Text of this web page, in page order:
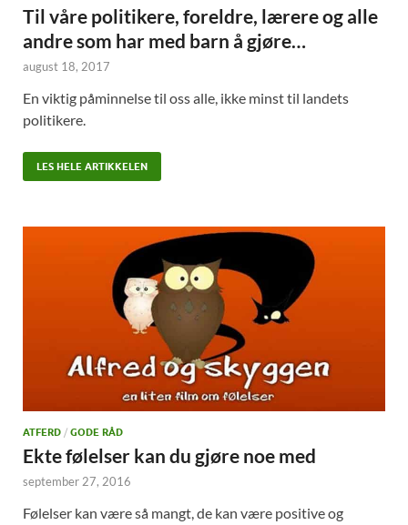
Til våre politikere, foreldre, lærere og alle
andre som har med barn å gjøre…
august 18, 2017
En viktig påminnelse til oss alle, ikke minst til landets
politikere.
LES HELE ARTIKKELEN
ATFERD / GODE RÅD
Ekte følelser kan du gjøre noe med
september 27, 2016
Følelser kan være så mangt, de kan være positive og